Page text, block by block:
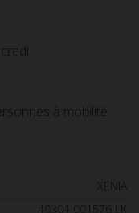
à mobilité
40304 001576 LK